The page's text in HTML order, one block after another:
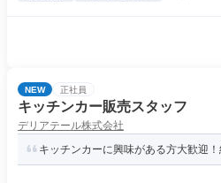
NEW 正社員
キッチンカー販売スタッフ
デリアテール株式会社
キッチンカーに興味がある方大歓迎！